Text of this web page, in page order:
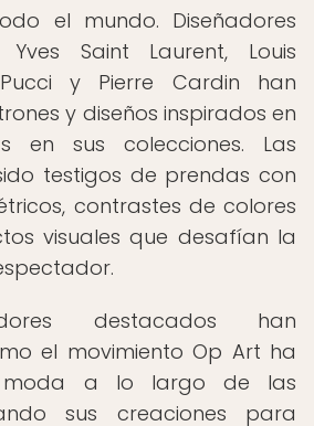
el mundo. Diseñadores
Saint Laurent, Louis
y Pierre Cardin han
y diseños inspirados en
en sus colecciones. Las
testigos de prendas con
contrastes de colores
visuales que desafían la
destacados han
el movimiento Op Art ha
a lo largo de las
sus creaciones para